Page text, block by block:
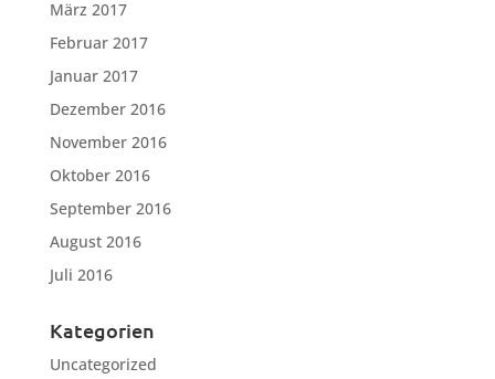
März 2017
Februar 2017
Januar 2017
Dezember 2016
November 2016
Oktober 2016
September 2016
August 2016
Juli 2016
Kategorien
Uncategorized